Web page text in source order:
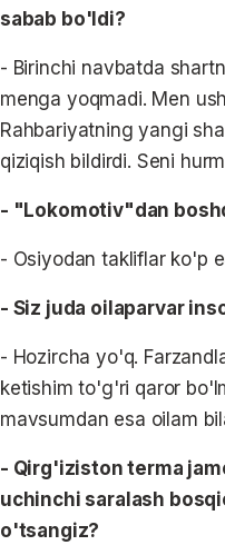
sabab bo'ldi?
- Birinchi navbatda
menga yoqmadi. Men
Rahbariyatning yangi
qiziqish bildirdi. Seni
- "Lokomotiv"dan
- Osiyodan takliflar ko'p
- Siz juda oilaparvar
- Hozircha yo'q.
ketishim to'g'ri qaror
mavsumdan esa oilam
- Qirg'iziston terma
uchinchi saralash
o'tsangiz?